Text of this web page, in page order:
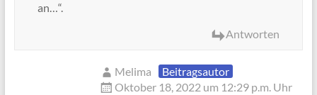
an…“.
Antworten
Melima
Beitragsautor
Oktober 18, 2022 um 12:29 p.m. Uhr